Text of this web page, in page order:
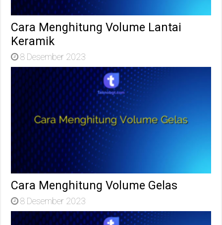
Cara Menghitung Volume Lantai
Keramik
8 Desember 2023
Cara Menghitung Volume Gelas
8 Desember 2023